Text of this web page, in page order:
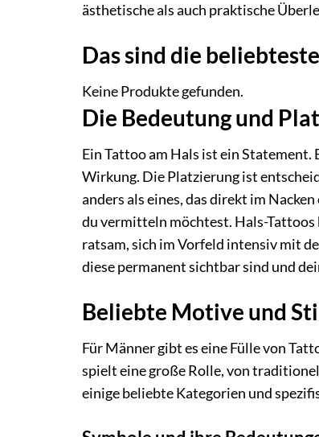
ästhetische als auch praktische
Das sind die
Keine Produkte gefunden.
Die Bedeutung und
Ein Tattoo am Hals ist ein Statement.
Wirkung. Die Platzierung ist
anders als eines, das direkt im
du vermitteln möchtest. Hals-Tattoos
ratsam, sich im Vorfeld intensiv mit
diese permanent sichtbar sind und
Beliebte Motive und
Für Männer gibt es eine Fülle von
spielt eine große Rolle, von
einige beliebte Kategorien und